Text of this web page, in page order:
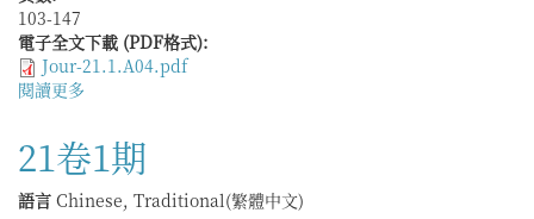
官
文
的
社
103-147
電子全文下載 (PDF格式):
Jour-21.1.A04.pdf
閱讀更多
「塡
築
滬，
21卷1期
語言 Chinese, Traditional(繁體中文)